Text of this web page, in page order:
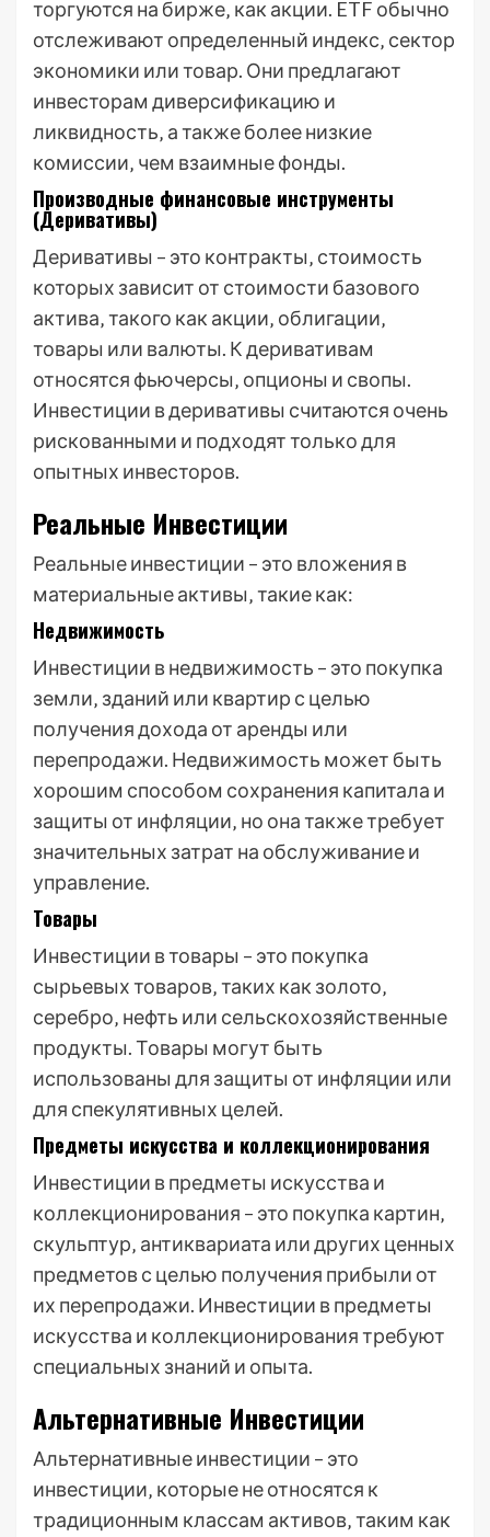
торгуются на бирже‚ как акции. ETF обычно
отслеживают определенный индекс‚ сектор
экономики или товар. Они предлагают
инвесторам диверсификацию и
ликвидность‚ а также более низкие
комиссии‚ чем взаимные фонды.
Производные финансовые инструменты
(Деривативы)
Деривативы – это контракты‚ стоимость
которых зависит от стоимости базового
актива‚ такого как акции‚ облигации‚
товары или валюты. К деривативам
относятся фьючерсы‚ опционы и свопы.
Инвестиции в деривативы считаются очень
рискованными и подходят только для
опытных инвесторов.
Реальные Инвестиции
Реальные инвестиции – это вложения в
материальные активы‚ такие как:
Недвижимость
Инвестиции в недвижимость – это покупка
земли‚ зданий или квартир с целью
получения дохода от аренды или
перепродажи. Недвижимость может быть
хорошим способом сохранения капитала и
защиты от инфляции‚ но она также требует
значительных затрат на обслуживание и
управление.
Товары
Инвестиции в товары – это покупка
сырьевых товаров‚ таких как золото‚
серебро‚ нефть или сельскохозяйственные
продукты. Товары могут быть
использованы для защиты от инфляции или
для спекулятивных целей.
Предметы искусства и коллекционирования
Инвестиции в предметы искусства и
коллекционирования – это покупка картин‚
скульптур‚ антиквариата или других ценных
предметов с целью получения прибыли от
их перепродажи. Инвестиции в предметы
искусства и коллекционирования требуют
специальных знаний и опыта.
Альтернативные Инвестиции
Альтернативные инвестиции – это
инвестиции‚ которые не относятся к
традиционным классам активов‚ таким как